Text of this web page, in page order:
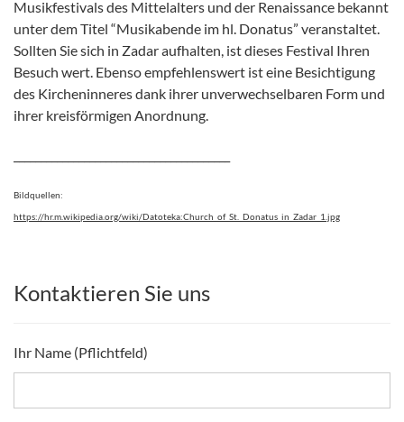
Musikfestivals des Mittelalters und der Renaissance bekannt
unter dem Titel “Musikabende im hl. Donatus” veranstaltet.
Sollten Sie sich in Zadar aufhalten, ist dieses Festival Ihren
Besuch wert. Ebenso empfehlenswert ist eine Besichtigung
des Kircheninneres dank ihrer unverwechselbaren Form und
ihrer kreisförmigen Anordnung.
Bildquellen:
https://hr.m.wikipedia.org/wiki/Datoteka:Church_of_St._Donatus_in_Zadar_1.jpg
Kontaktieren Sie uns
Ihr Name (Pflichtfeld)